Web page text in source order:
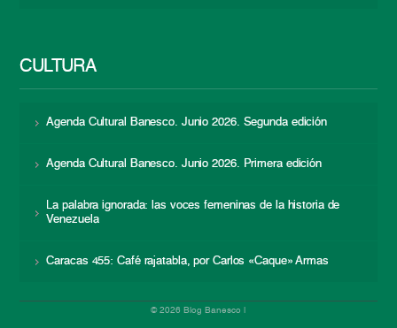
CULTURA
Agenda Cultural Banesco. Junio 2026. Segunda edición
Agenda Cultural Banesco. Junio 2026. Primera edición
La palabra ignorada: las voces femeninas de la historia de
Venezuela
Caracas 455: Café rajatabla, por Carlos «Caque» Armas
© 2026 Blog Banesco |